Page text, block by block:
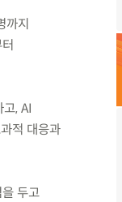
지
, AI
적 대응과
두고